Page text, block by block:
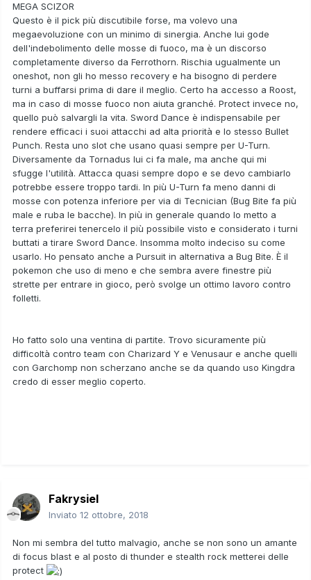
MEGA SCIZOR
Questo è il pick più discutibile forse, ma volevo una
megaevoluzione con un minimo di sinergia. Anche lui gode
dell'indebolimento delle mosse di fuoco, ma è un discorso
completamente diverso da Ferrothorn. Rischia ugualmente un
oneshot, non gli ho messo recovery e ha bisogno di perdere
turni a buffarsi prima di dare il meglio. Certo ha accesso a Roost,
ma in caso di mosse fuoco non aiuta granché. Protect invece no,
quello può salvargli la vita. Sword Dance è indispensabile per
rendere efficaci i suoi attacchi ad alta priorità e lo stesso Bullet
Punch. Resta uno slot che usano quasi sempre per U-Turn.
Diversamente da Tornadus lui ci fa male, ma anche qui mi
sfugge l'utilità. Attacca quasi sempre dopo e se devo cambiarlo
potrebbe essere troppo tardi. In più U-Turn fa meno danni di
mosse con potenza inferiore per via di Tecnician (Bug Bite fa più
male e ruba le bacche). In più in generale quando lo metto a
terra preferirei tenercelo il più possibile visto e considerato i turni
buttati a tirare Sword Dance. Insomma molto indeciso su come
usarlo. Ho pensato anche a Pursuit in alternativa a Bug Bite. È il
pokemon che uso di meno e che sembra avere finestre più
strette per entrare in gioco, però svolge un ottimo lavoro contro
folletti.
Ho fatto solo una ventina di partite. Trovo sicuramente più
difficoltà contro team con Charizard Y e Venusaur e anche quelli
con Garchomp non scherzano anche se da quando uso Kingdra
credo di esser meglio coperto.
Fakrysiel
Inviato 12 ottobre, 2018
Non mi sembra del tutto malvagio, anche se non sono un amante
di focus blast e al posto di thunder e stealth rock metterei delle
protect